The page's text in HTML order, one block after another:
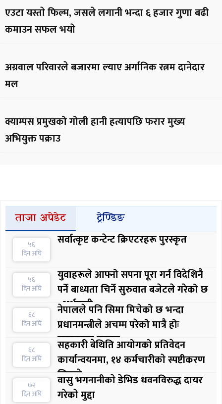
एउटा यस्ताे फिल्म, जसले लगानी भन्दा ६ हजार गुणा बढी
कमाउन सफल भयाे
अग्रवाल परिवारले बजारमा ल्याए अर्गानिक रत्नम दानेदार
मल
क्याम्पस प्रमुखको गोली हानी हत्यापछि फरार मुख्य
अभियुक्त पक्राउ
ताजा अपेडेट ट्रेण्डिङ
५६
दिन अघि
सर्वात्कृष्ट कन्टेन्ट क्रिएटरहरू पुरस्कृत
५६
दिन अघि
युवाहरूले आफ्नो सपना पूरा गर्न विदेशिनै
पर्ने बाध्यता चिर्ने सुरुवात बजेटले गरेको छ
: अर्थमन्त्री
६८
दिन अघि
नेपालले पनि सिमा मिचेको छ भन्दा
प्रधानमन्त्रीले अचम्म परेको मात्रै होः
सरकारका प्रवक्ता
६८
दिन अघि
सहकारी बेथिति आयोगको प्रतिवेदन
कार्यान्वयनमा, १४ कर्मचारीकाे स्पष्टीकरण
लिइयाे
७२
दिन अघि
वासु भगनानीकाे डेभिड धवनविरुद्ध दायर
गरेकाे मुद्दा